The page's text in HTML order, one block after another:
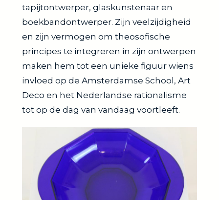
tapijtontwerper, glaskunstenaar en
boekbandontwerper. Zijn veelzijdigheid
en zijn vermogen om theosofische
principes te integreren in zijn ontwerpen
maken hem tot een unieke figuur wiens
invloed op de Amsterdamse School, Art
Deco en het Nederlandse rationalisme
tot op de dag van vandaag voortleeft.